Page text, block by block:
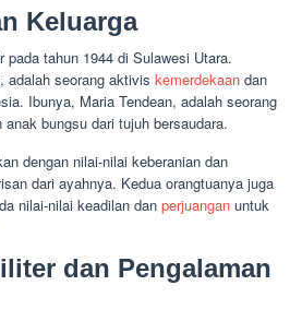
Keluarga
pada tahun 1944 di Sulawesi Utara.
adalah seorang aktivis kemerdekaan dan
Ibunya, Maria Tendean, adalah seorang
bungsu dari tujuh bersaudara.
dengan nilai-nilai keberanian dan
dari ayahnya. Kedua orangtuanya juga
nilai-nilai keadilan dan perjuangan untuk
dan Pengalaman